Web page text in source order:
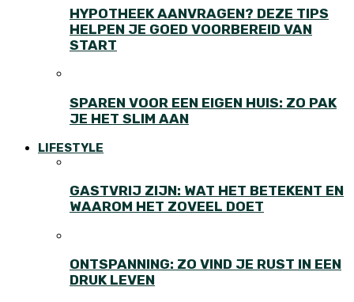
HYPOTHEEK AANVRAGEN? DEZE TIPS
HELPEN JE GOED VOORBEREID VAN
START
SPAREN VOOR EEN EIGEN HUIS: ZO PAK
JE HET SLIM AAN
LIFESTYLE
GASTVRIJ ZIJN: WAT HET BETEKENT EN
WAAROM HET ZOVEEL DOET
ONTSPANNING: ZO VIND JE RUST IN EEN
DRUK LEVEN